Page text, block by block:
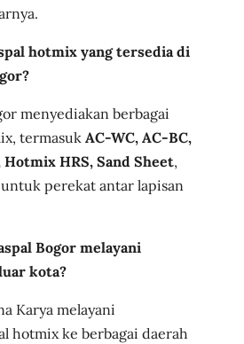
hotmix yang tersedia di
menyediakan berbagai
termasukAC-WC, AC-BC,
HRS, Sand Sheet,
untuk perekat antar lapisan
Bogor melayani
kota?
Karya melayani
hotmix ke berbagai daerah